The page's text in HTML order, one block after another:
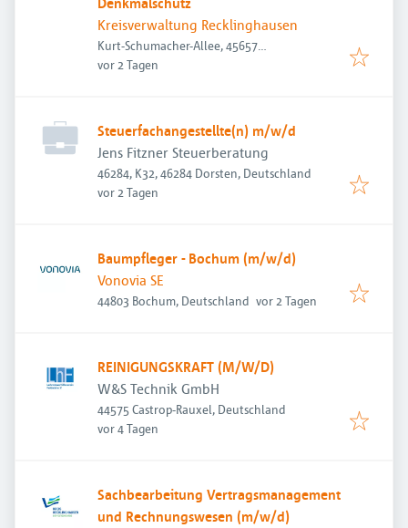
Kreisverwaltung Recklinghausen
Kurt-Schumacher-Allee, 45657
Recklinghausen, Deutschland
Veröffentlicht
vor 2 Tagen
Steuerfachangestellte(n) m/w/d
Jens Fitzner Steuerberatung
46284, K32, 46284 Dorsten, Deutschland
Veröffentlicht
vor 2 Tagen
Baumpfleger - Bochum (m/w/d)
Vonovia SE
44803 Bochum, Deutschland Veröffentlicht
vor 2 Tagen
REINIGUNGSKRAFT (M/W/D)
W&S Technik GmbH
44575 Castrop-Rauxel, Deutschland
Veröffentlicht
vor 4 Tagen
Sachbearbeitung Vertragsmanagement
und Rechnungswesen (m/w/d)